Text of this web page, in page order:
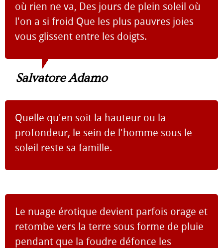
où rien ne va, Des jours de plein soleil où
l'on a si froid Que les plus pauvres joies
vous glissent entre les doigts.
Salvatore Adamo
Quelle qu'en soit la hauteur ou la
profondeur, le sein de l'homme sous le
soleil reste sa famille.
Le nuage érotique devient parfois orage et
retombe vers la terre sous forme de pluie
pendant que la foudre défonce les